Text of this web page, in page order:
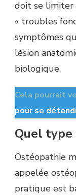
doit se limiter
« troubles
symptômes
lésion
biologique.
Cela pourrait
pour se
Quel type
Ostéopathie
appelée
pratique est